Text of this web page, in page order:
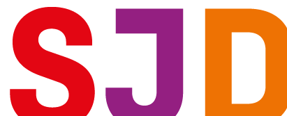
main
content